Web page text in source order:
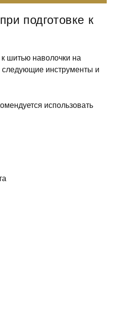
подготовке к
к шитью наволочки на
следующие инструменты и
использовать